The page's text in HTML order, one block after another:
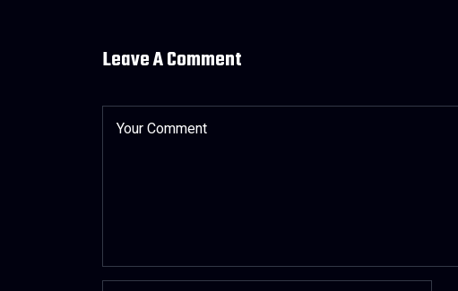
Leave A Comment